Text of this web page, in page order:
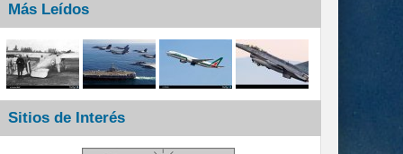
Más Leídos
Sitios de Interés